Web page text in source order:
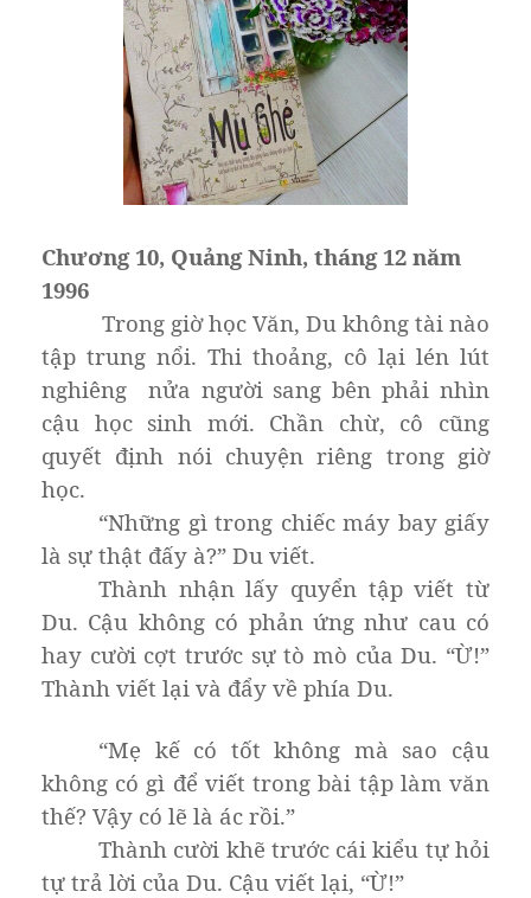
Chương 10, Quảng Ninh, tháng 12 năm
1996
Trong giờ học Văn, Du không tài nào
tập trung nổi. Thi thoảng, cô lại lén lút
nghiêng nửa người sang bên phải nhìn
cậu học sinh mới. Chần chừ, cô cũng
quyết định nói chuyện riêng trong giờ
học.
“Những gì trong chiếc máy bay giấy
là sự thật đấy à?” Du viết.
Thành nhận lấy quyển tập viết từ
Du. Cậu không có phản ứng như cau có
hay cười cợt trước sự tò mò của Du. “Ừ!”
Thành viết lại và đẩy về phía Du.
“Mẹ kế có tốt không mà sao cậu
không có gì để viết trong bài tập làm văn
thế? Vậy có lẽ là ác rồi.”
Thành cười khẽ trước cái kiểu tự hỏi
tự trả lời của Du. Cậu viết lại, “Ừ!”